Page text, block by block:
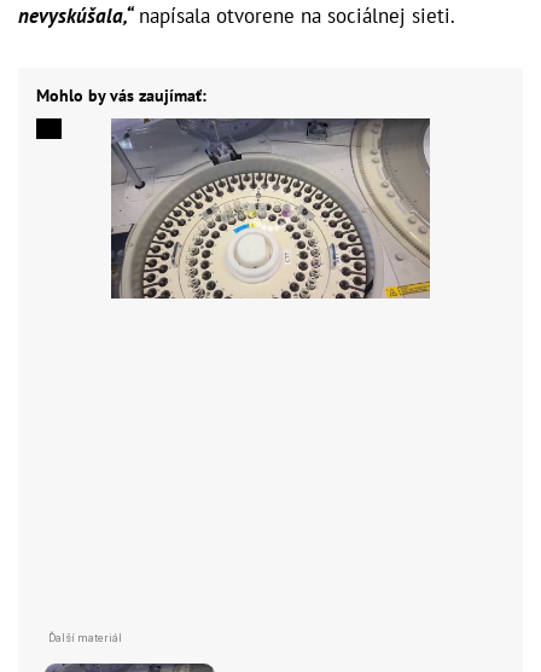
nevyskúšala,“napísala otvorene na sociálnej sieti.
Mohlo by vás zaujímať: